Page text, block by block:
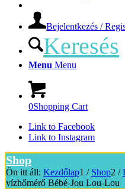
Bejelentkezés /
Keresés
Menu Menu
0Shopping Cart
Link to Facebook
Link to Instagram
Shop
Ön itt áll: Kezdőlap1 / Shop2 /
vízhőmérő Bébé-Jou Lou-Lou